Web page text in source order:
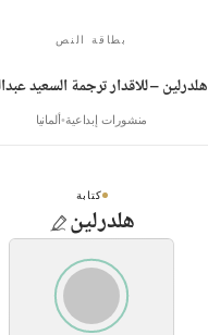
بطاقة النص
هلدرلين – للاقدار ترجمة السعيد
منشورات إبداعية ألمانيا
كتابة
هلدرلين